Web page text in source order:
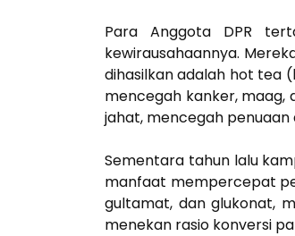
Para Anggota DPR
kewirausahaannya.
dihasilkan adalah hot tea
mencegah kanker,
jahat, mencegah
Sementara tahun lalu
manfaat mempercepat
gultamat, dan glukonat,
menekan rasio konversi